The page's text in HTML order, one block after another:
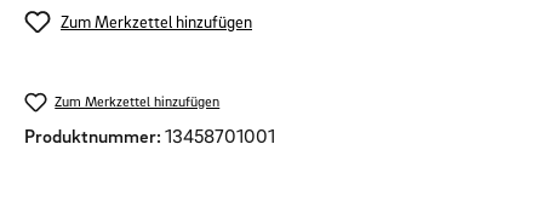
Zum Merkzettel hinzufügen
Zum Merkzettel hinzufügen
Produktnummer: 13458701001